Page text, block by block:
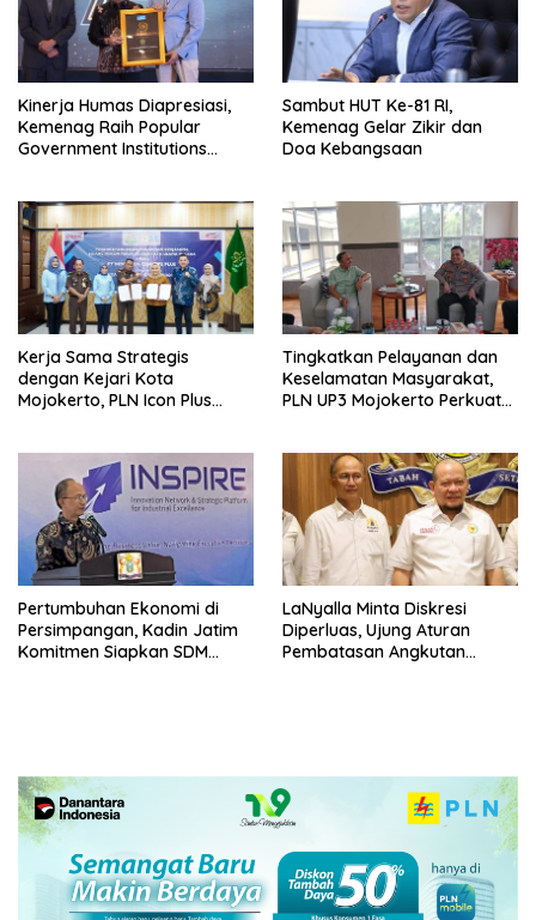
Kinerja Humas Diapresiasi,
Kemenag Raih Popular
Government Institutions
Sambut HUT Ke-81 RI,
Kemenag Gelar Zikir dan
Doa Kebangsaan
Kerja Sama Strategis
dengan Kejari Kota
Mojokerto, PLN Icon Plus
Tingkatkan Pelayanan dan
Keselamatan Masyarakat,
PLN UP3 Mojokerto Perkuat
Pertumbuhan Ekonomi di
Persimpangan, Kadin Jatim
Komitmen Siapkan SDM
LaNyalla Minta Diskresi
Diperluas, Ujung Aturan
Pembatasan Angkutan